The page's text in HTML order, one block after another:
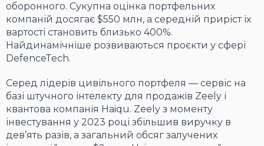
оборонного. Сукупна оцінка портфельних
компаній досягає $550 млн, а середній приріст їх
вартості становить близько 400%.
Найдинамічніше розвиваються проєкти у сфері
DefenceTech.
Серед лідерів цивільного портфеля — сервіс на
базі штучного інтелекту для продажів Zeely і
квантова компанія Haiqu. Zeely з моменту
інвестування у 2023 році збільшив виручку в
дев’ять разів, а загальний обсяг залучених